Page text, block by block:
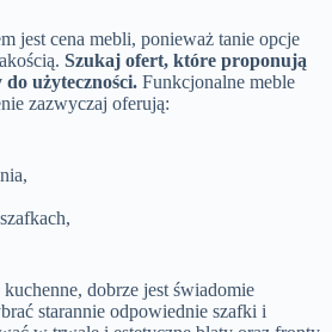
jest cena mebli, ponieważ tanie opcje
Szukaj ofert, które proponują
użyteczności. Funkcjonalne meble
zazwyczaj oferują:
dobrze jest świadomie
starannie odpowiednie szafki i